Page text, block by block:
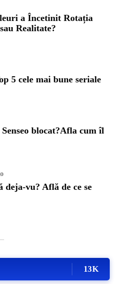
a Încetinit Rotația
Realitate?
5 cele mai bune seriale
blocat?Afla cum îl
vu? Află de ce se
13K